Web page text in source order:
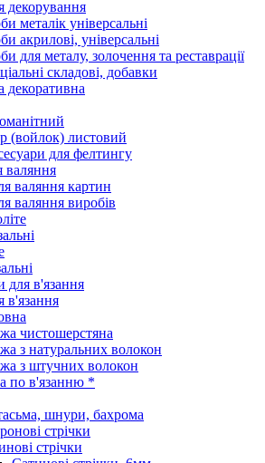
декорування
металік універсальні
акрилові, універсальні
для металу, золочення та реставрації
складові, добавки
декоративна
(войлок) листовий
для фелтингу
валяння
валяння картин
валяння виробів
для в'язання
в'язання
чистошерстяна
з натуральних волокон
з штучних волокон
по в'язанню *
шнури, бахрома
стрічки
стрічки